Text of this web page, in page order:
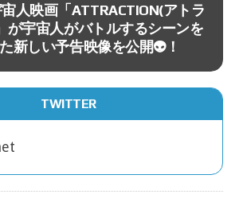
人映画「ATTRACTION(アトラ
が宇宙人がバトルするシーンを
新しい予告映像を公開👽！
TWITTER